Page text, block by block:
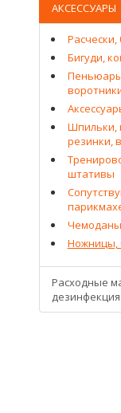
АКСЕССУАРЫ
Бигуди,
Шпильки,
резинки,
штативы
Ножницы,
Расходные
дезинфекция